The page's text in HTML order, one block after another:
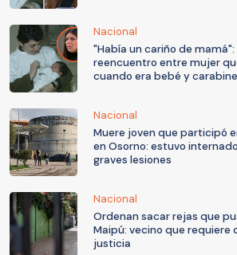
Nacional
"Había un cariño de mamá":
reencuentro entre mujer
cuando era bebé y
Nacional
Muere joven que participó
en Osorno: estuvo
graves lesiones
Nacional
Ordenan sacar rejas que
Maipú: vecino que requiere
justicia